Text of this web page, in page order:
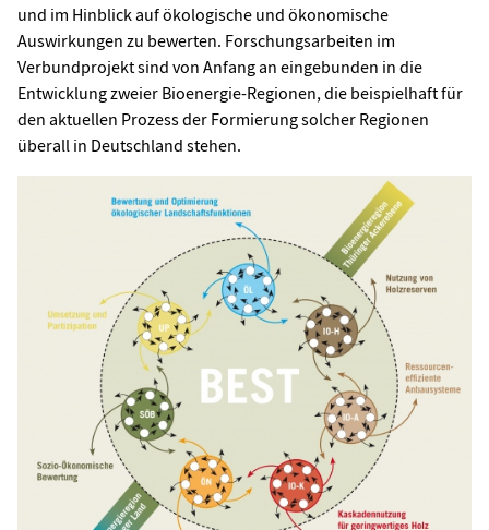
und im Hinblick auf ökologische und ökonomische
Auswirkungen zu bewerten. Forschungsarbeiten im
Verbundprojekt sind von Anfang an eingebunden in die
Entwicklung zweier Bioenergie-Regionen, die beispielhaft für
den aktuellen Prozess der Formierung solcher Regionen
überall in Deutschland stehen.